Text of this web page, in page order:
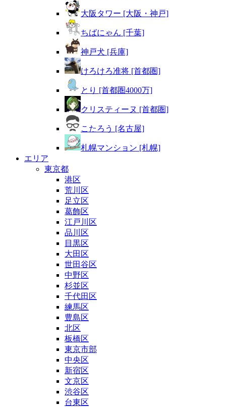
大阪タワー [大阪・神戸]
ちばにゃん [千葉]
神戸犬 [兵庫]
けろけろ准将 [首都圏]
とり [首都圏4000万]
クリスティーヌ [首都圏]
こたろう [名古屋]
札幌マンション [札幌]
エリア
東京都
港区
荒川区
足立区
葛飾区
江戸川区
品川区
目黒区
大田区
世田谷区
中野区
杉並区
千代田区
練馬区
豊島区
北区
板橋区
東京市部
中央区
新宿区
文京区
渋谷区
台東区